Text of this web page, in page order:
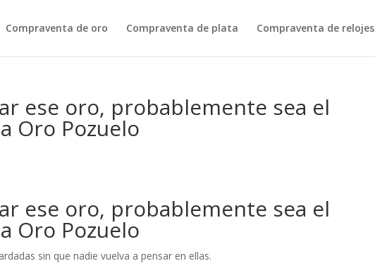
Compraventa de oro Compraventa de plata Compraventa de relojes
ese oro, probablemente sea el
Oro Pozuelo
ese oro, probablemente sea el
Oro Pozuelo
sin que nadie vuelva a pensar en ellas.